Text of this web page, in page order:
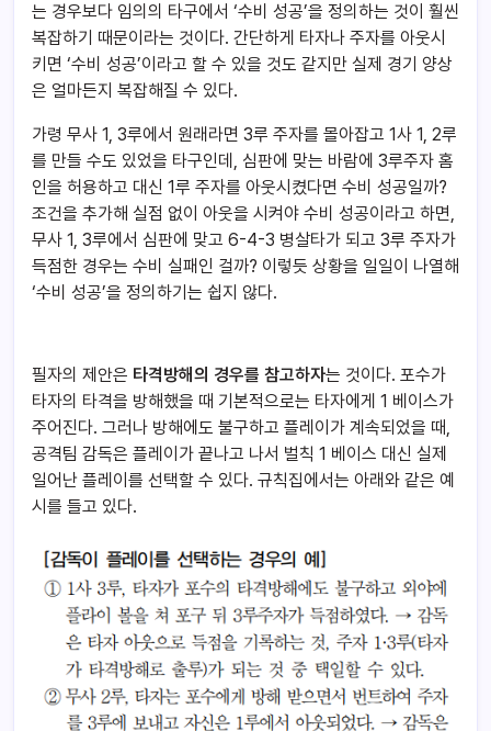
는 경우보다 임의의 타구에서 ‘수비 성공’을 정의하는 것이 훨씬
복잡하기 때문이라는 것이다. 간단하게 타자나 주자를 아웃시
키면 ‘수비 성공’이라고 할 수 있을 것도 같지만 실제 경기 양상
은 얼마든지 복잡해질 수 있다.
가령 무사 1, 3루에서 원래라면 3루 주자를 몰아잡고 1사 1, 2루
를 만들 수도 있었을 타구인데, 심판에 맞는 바람에 3루주자 홈
인을 허용하고 대신 1루 주자를 아웃시켰다면 수비 성공일까?
조건을 추가해 실점 없이 아웃을 시켜야 수비 성공이라고 하면,
무사 1, 3루에서 심판에 맞고 6-4-3 병살타가 되고 3루 주자가
득점한 경우는 수비 실패인 걸까? 이렇듯 상황을 일일이 나열해
‘수비 성공’을 정의하기는 쉽지 않다.
필자의 제안은 타격방해의 경우를 참고하자는 것이다. 포수가
타자의 타격을 방해했을 때 기본적으로는 타자에게 1 베이스가
주어진다. 그러나 방해에도 불구하고 플레이가 계속되었을 때,
공격팀 감독은 플레이가 끝나고 나서 벌칙 1 베이스 대신 실제
일어난 플레이를 선택할 수 있다. 규칙집에서는 아래와 같은 예
시를 들고 있다.